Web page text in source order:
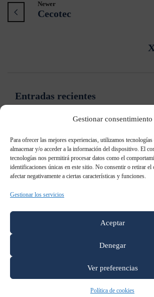
Gestionar consentimiento
Para ofrecer las mejores experiencias, utilizamos
almacenar y/o acceder a la información del dispositivo. El
tecnologías nos permitirá procesar datos como el
identificaciones únicas en este sitio. No consentir o retirar el
afectar negativamente a ciertas características y funciones.
Gestionar los servicios
Aceptar
Denegar
Ver preferencias
Política de cookies
Newer
Cecotec
Entradas recientes
Signage”
Samsung patenta un televisor holográfico